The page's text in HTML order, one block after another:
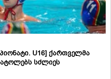
U16] ქართველმა
სძლიეს